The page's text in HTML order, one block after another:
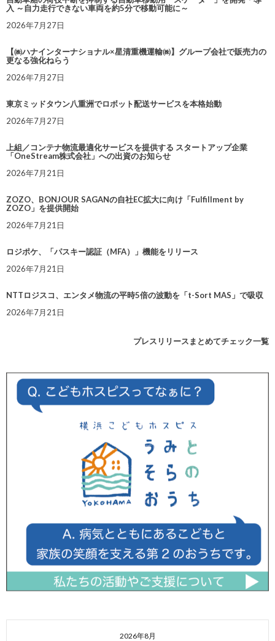
入 ～自力走行できない車両を約5分で移動可能に～
2026年7月27日
【㈱ハナインターナショナル×星清重機運輸㈱】グループ会社で販売力の
更なる強化ねらう
2026年7月27日
東京ミッドタウン八重洲でロボット配送サービスを本格始動
2026年7月27日
上組／コンテナ物流最適化サービスを提供する スタートアップ企業
「OneStream株式会社」への出資のお知らせ
2026年7月21日
ZOZO、BONJOUR SAGANの自社EC拡大に向け「Fulfillment by
ZOZO」を提供開始
2026年7月21日
ロジポケ、「パスキー認証（MFA）」機能をリリース
2026年7月21日
NTTロジスコ、エンタメ物流の平時5倍の波動を「t-Sort MAS」で吸収
2026年7月21日
プレスリリースまとめてチェック一覧
2026年8月